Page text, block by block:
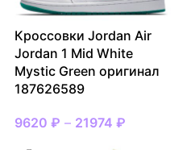
Кроссовки Jordan Air
Jordan 1 Mid White
Mystic Green оригинал
187626589
9620 ₽ – 21974 ₽